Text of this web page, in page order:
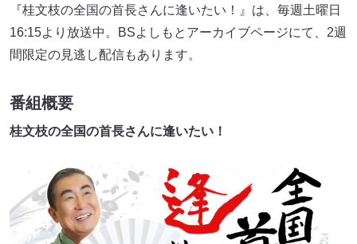
『桂文枝の全国の首長さんに逢いたい！』は、毎週土曜日
16:15より放送中。BSよしもとアーカイブページにて、2週
間限定の見逃し配信もあります。
番組概要
桂文枝の全国の首長さんに逢いたい！